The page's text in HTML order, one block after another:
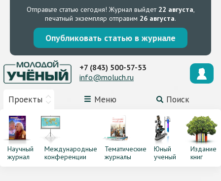
Отправьте статью сегодня! Журнал выйдет 22 августа,
печатный экземпляр отправим 26 августа.
Опубликовать статью в журнале
Проекты Меню Поиск
+7 (843) 500-57-53
info@moluch.ru
Научный
журнал
Международные
конференции
Тематические
журналы
Юный
ученый
Издание
книг